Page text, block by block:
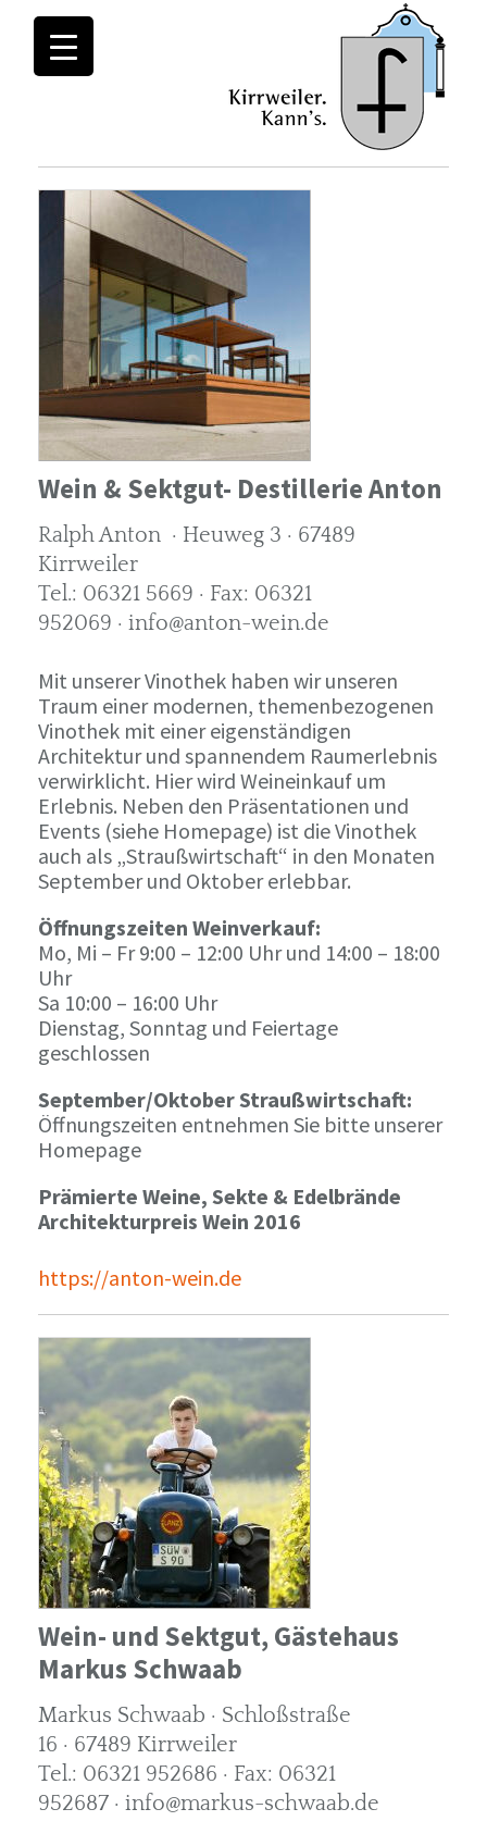
Wein & Sektgut- Destillerie Anton
Ralph Anton · Heuweg 3 · 67489
Kirrweiler
Tel.: 06321 5669 · Fax: 06321
952069 · info@anton-wein.de
Mit unserer Vinothek haben wir unseren
Traum einer modernen, themenbezogenen
Vinothek mit einer eigenständigen
Architektur und spannendem Raumerlebnis
verwirklicht. Hier wird Weineinkauf um
Erlebnis. Neben den Präsentationen und
Events (siehe Homepage) ist die Vinothek
auch als „Straußwirtschaft“ in den Monaten
September und Oktober erlebbar.
Öffnungszeiten Weinverkauf:
Mo, Mi – Fr 9:00 – 12:00 Uhr und 14:00 – 18:00
Uhr
Sa 10:00 – 16:00 Uhr
Dienstag, Sonntag und Feiertage
geschlossen
September/Oktober Straußwirtschaft:
Öffnungszeiten entnehmen Sie bitte unserer
Homepage
Prämierte Weine, Sekte & Edelbrände
Architekturpreis Wein 2016
https://anton-wein.de
Wein- und Sektgut, Gästehaus
Markus Schwaab
Markus Schwaab · Schloßstraße
16 · 67489 Kirrweiler
Tel.: 06321 952686 · Fax: 06321
952687 · info@markus-schwaab.de